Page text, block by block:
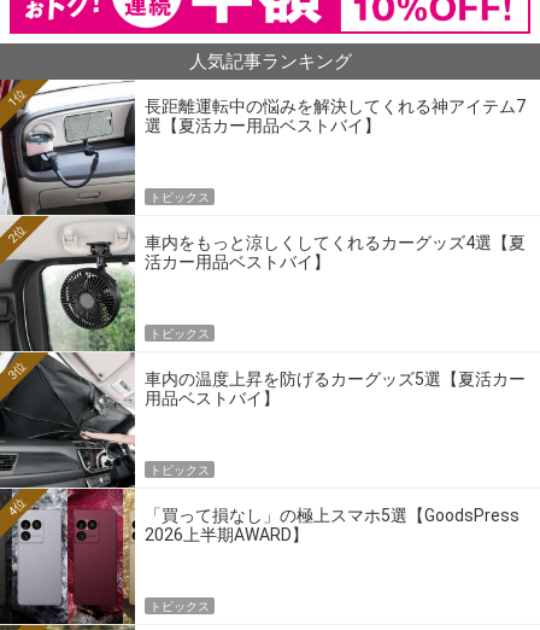
人気記事ランキング
長距離運転中の悩みを解決してくれる神アイテム7
選【夏活カー用品ベストバイ】
1位
トピックス
車内をもっと涼しくしてくれるカーグッズ4選【夏
活カー用品ベストバイ】
2位
トピックス
車内の温度上昇を防げるカーグッズ5選【夏活カー
用品ベストバイ】
3位
トピックス
「買って損なし」の極上スマホ5選【GoodsPress
2026上半期AWARD】
4位
トピックス